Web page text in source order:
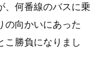
、何番線のバスに乗
の向かいにあった
こ勝負になりまし